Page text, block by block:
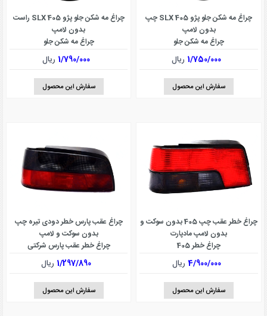
چراغ مه شکن جلو پژو SLX 405 چپ
بدون لامپ
چراغ مه شکن جلو
1/750/000 ریال
سفارش این محصول
چراغ مه شکن جلو پژو SLX 405 راست
بدون لامپ
چراغ مه شکن جلو
1/790/000 ریال
سفارش این محصول
چراغ خطر عقب چپ 405 بدون سوکت و
بدون لامپ مادپارت
چراغ خطر 405
4/900/000 ریال
سفارش این محصول
چراغ عقب پارس خطر دودی تیره چپ
بدون سوکت و لامپ
چراغ خطر عقب پارس شرکتی
1/297/890 ریال
سفارش این محصول